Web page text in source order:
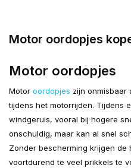
Motor oordopjes
Motor oordopjes
Motor oordopjes zijn onmisbaar
tijdens het motorrijden. Tijdens
windgeruis, vooral bij hogere
onschuldig, maar kan al snel
Zonder bescherming krijgen de
voortdurend te veel prikkels te